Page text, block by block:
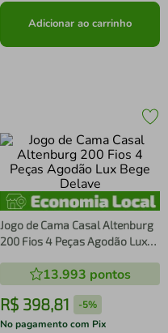
Adicionar ao carrinho
Jogo de Cama Casal Altenburg
200 Fios 4 Peças Agodão Lux
13.993 pontos
R$ 398,81 -5%
No pagamento com Pix